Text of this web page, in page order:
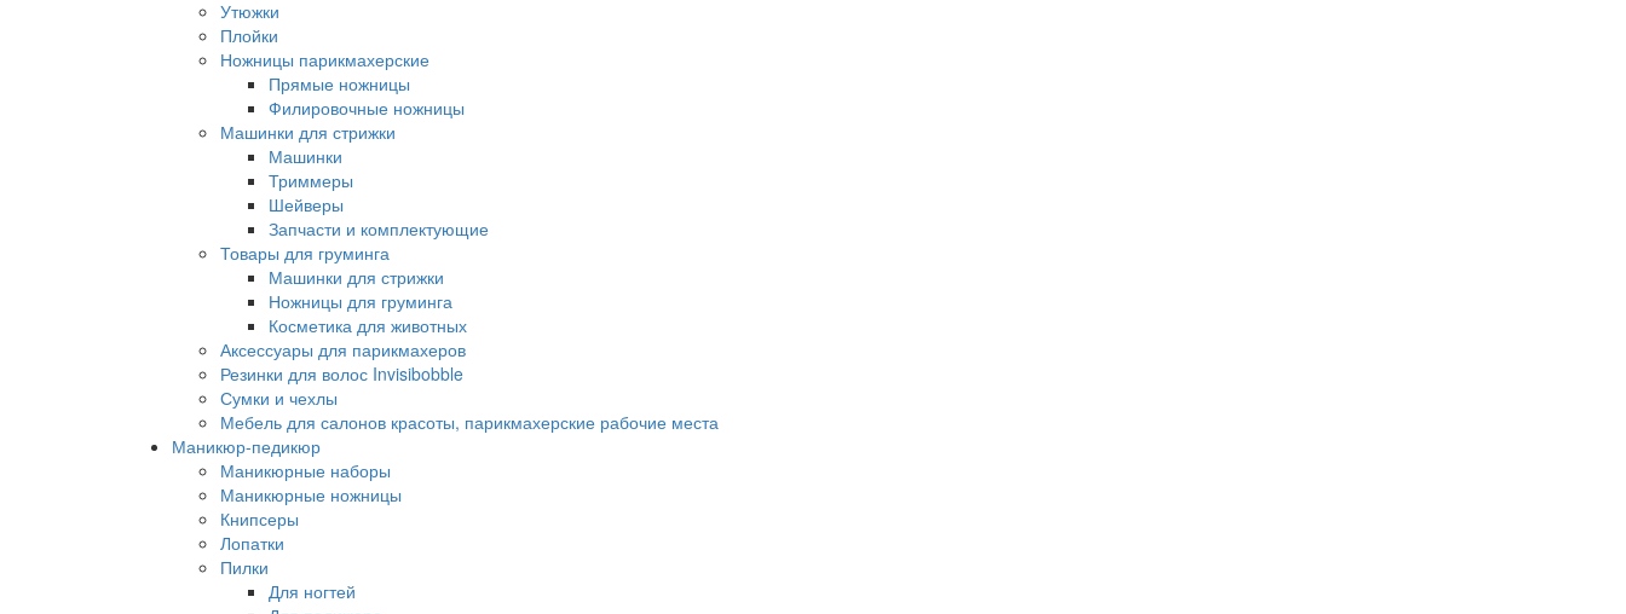
Утюжки
Плойки
Ножницы парикмахерские
Прямые ножницы
Филировочные ножницы
Машинки для стрижки
Машинки
Триммеры
Шейверы
Запчасти и комплектующие
Товары для груминга
Машинки для стрижки
Ножницы для груминга
Косметика для животных
Аксессуары для парикмахеров
Резинки для волос Invisibobble
Сумки и чехлы
Мебель для салонов красоты, парикмахерские рабочие места
Маникюр-педикюр
Маникюрные наборы
Маникюрные ножницы
Книпсеры
Лопатки
Пилки
Для ногтей